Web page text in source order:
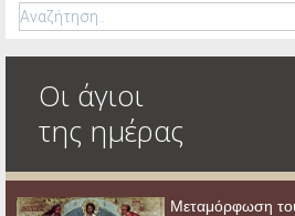
Οι άγιοι
της ημέρας
Μεταμόρφωση